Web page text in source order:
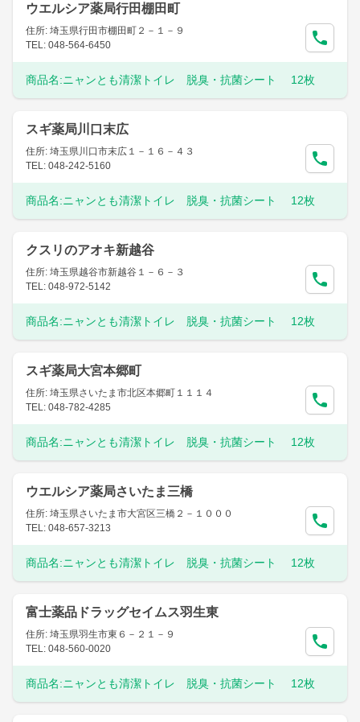
ウエルシア薬局行田棚田町
住所: 埼玉県行田市棚田町２－１－９
TEL: 048-564-6450
商品名:ニャンとも清潔トイレ 脱臭・抗菌シート 12枚
スギ薬局川口末広
住所: 埼玉県川口市末広１－１６－４３
TEL: 048-242-5160
商品名:ニャンとも清潔トイレ 脱臭・抗菌シート 12枚
クスリのアオキ新越谷
住所: 埼玉県越谷市新越谷１－６－３
TEL: 048-972-5142
商品名:ニャンとも清潔トイレ 脱臭・抗菌シート 12枚
スギ薬局大宮本郷町
住所: 埼玉県さいたま市北区本郷町１１１４
TEL: 048-782-4285
商品名:ニャンとも清潔トイレ 脱臭・抗菌シート 12枚
ウエルシア薬局さいたま三橋
住所: 埼玉県さいたま市大宮区三橋２－１０００
TEL: 048-657-3213
商品名:ニャンとも清潔トイレ 脱臭・抗菌シート 12枚
富士薬品ドラッグセイムス羽生東
住所: 埼玉県羽生市東６－２１－９
TEL: 048-560-0020
商品名:ニャンとも清潔トイレ 脱臭・抗菌シート 12枚